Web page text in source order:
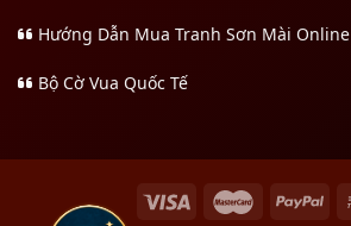
Hướng Dẫn Mua Tranh Sơn Mài Online
Bộ Cờ Vua Quốc Tế